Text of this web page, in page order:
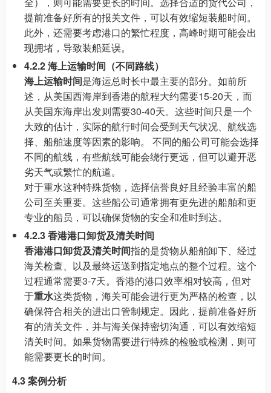
提前准备好所有的报关文件，可以有效缩短装船时间。
此外，还需要考虑港口的繁忙程度，高峰时期可能会出
现拥堵，导致装船延误。
4.2.2 海上运输时间（不同路线）
海上运输时间是海运总时长中最主要的部分。如前所
述，从美国西海岸到香港的航程大约需要15-20天，而
从美国东海岸出发则需要30-40天。这些时间只是一个
大致的估计，实际的航行时间会受到天气状况、航线选
择、船舶速度等因素的影响。 不同的船公司可能会选择
不同的航线，有些航线可能会绕行更远，但可以避开恶
劣天气或繁忙的航道。
对于重水这种特殊货物，选择信誉良好且经验丰富的船
公司至关重要。这些船公司通常拥有更先进的船舶和更
专业的船员，可以确保货物的安全和准时到达。
4.2.3 香港港口卸货及清关时间
香港港口卸货及清关时间指的是货物从船舶卸下、经过
海关检查、以及最终运送到指定地点的整个过程。这个
过程通常需要3-7天。香港的港口效率相对较高，但对
于重水这类货物，海关可能会进行更为严格的检查，以
确保符合相关的进出口管制规定。因此，提前准备好所
有的清关文件，并与海关保持密切沟通，可以有效缩短
清关时间。如果货物需要进行特殊的检验或检测，则可
能需要更长的时间。
4.3 案例分析